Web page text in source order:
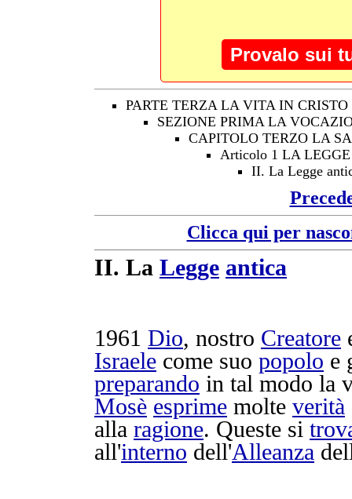
Provalo sui
PARTE TERZA LA VITA IN CRISTO
SEZIONE PRIMA LA
CAPITOLO TERZO LA
Articolo 1 LA
II. La Legge
Clicca qui per
II. La Legge antica
1961 Dio, nostro Creatore
Israele come suo popolo e
preparando in tal modo la
Mosè esprime molte verità
alla ragione. Queste si
all'interno dell'Alleanza